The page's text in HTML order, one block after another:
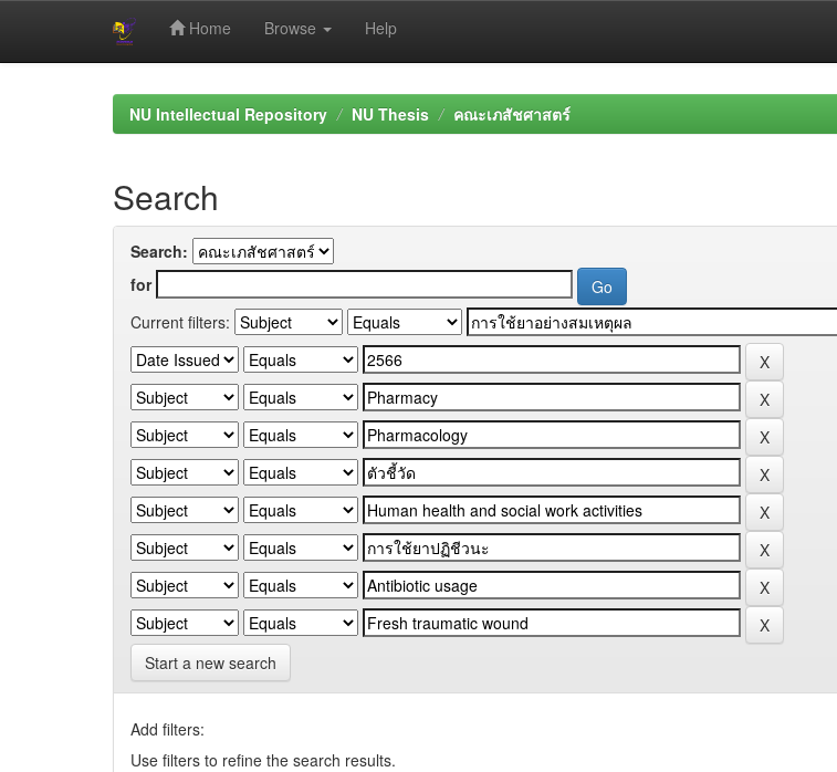
Home Browse Help
NU Intellectual Repository NU Thesis คณะเภสัชศาสตร์
Search
Search:
for
Current filters:
Start a new search
Add filters:
Use filters to refine the search results.